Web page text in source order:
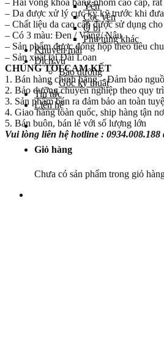
Yên
Cọc yên
Ổ bi
Phụ tùng khác
Khuyến mãi
Dịch vụ
Bảo dưỡng
Góc kỹ thuật
Tin tức
Liên hệ
Giỏ hàng
Chưa có sản phẩm trong giỏ
– Hai vòng khóa bằng nhôm cao cấp,
– Da được xử lý cực kỳ kỹ trước khi đưa
– Chất liệu da cao cấp được sử dụng
– Có 3 màu: Đen / Vàng/ Nâu
– Sản phẩm được đóng hộp theo tiêu
– Sản xuất tại Đài Loan
CHÚNG TÔI CAM KẾT
1. Bán hàng chính hãng – Đảm bảo
2. Bảo dưỡng chuyên nghiệp theo quy
3. Sản phẩm bán ra đảm bảo an toàn
4. Giao hàng toàn quốc, ship hàng tận
5. Bán buôn, bán lẻ với số lượng lớn
Vui lòng liên hệ hotline : 0934.008.188